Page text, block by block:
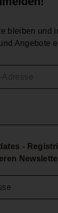
bleiben und
Angebote
-